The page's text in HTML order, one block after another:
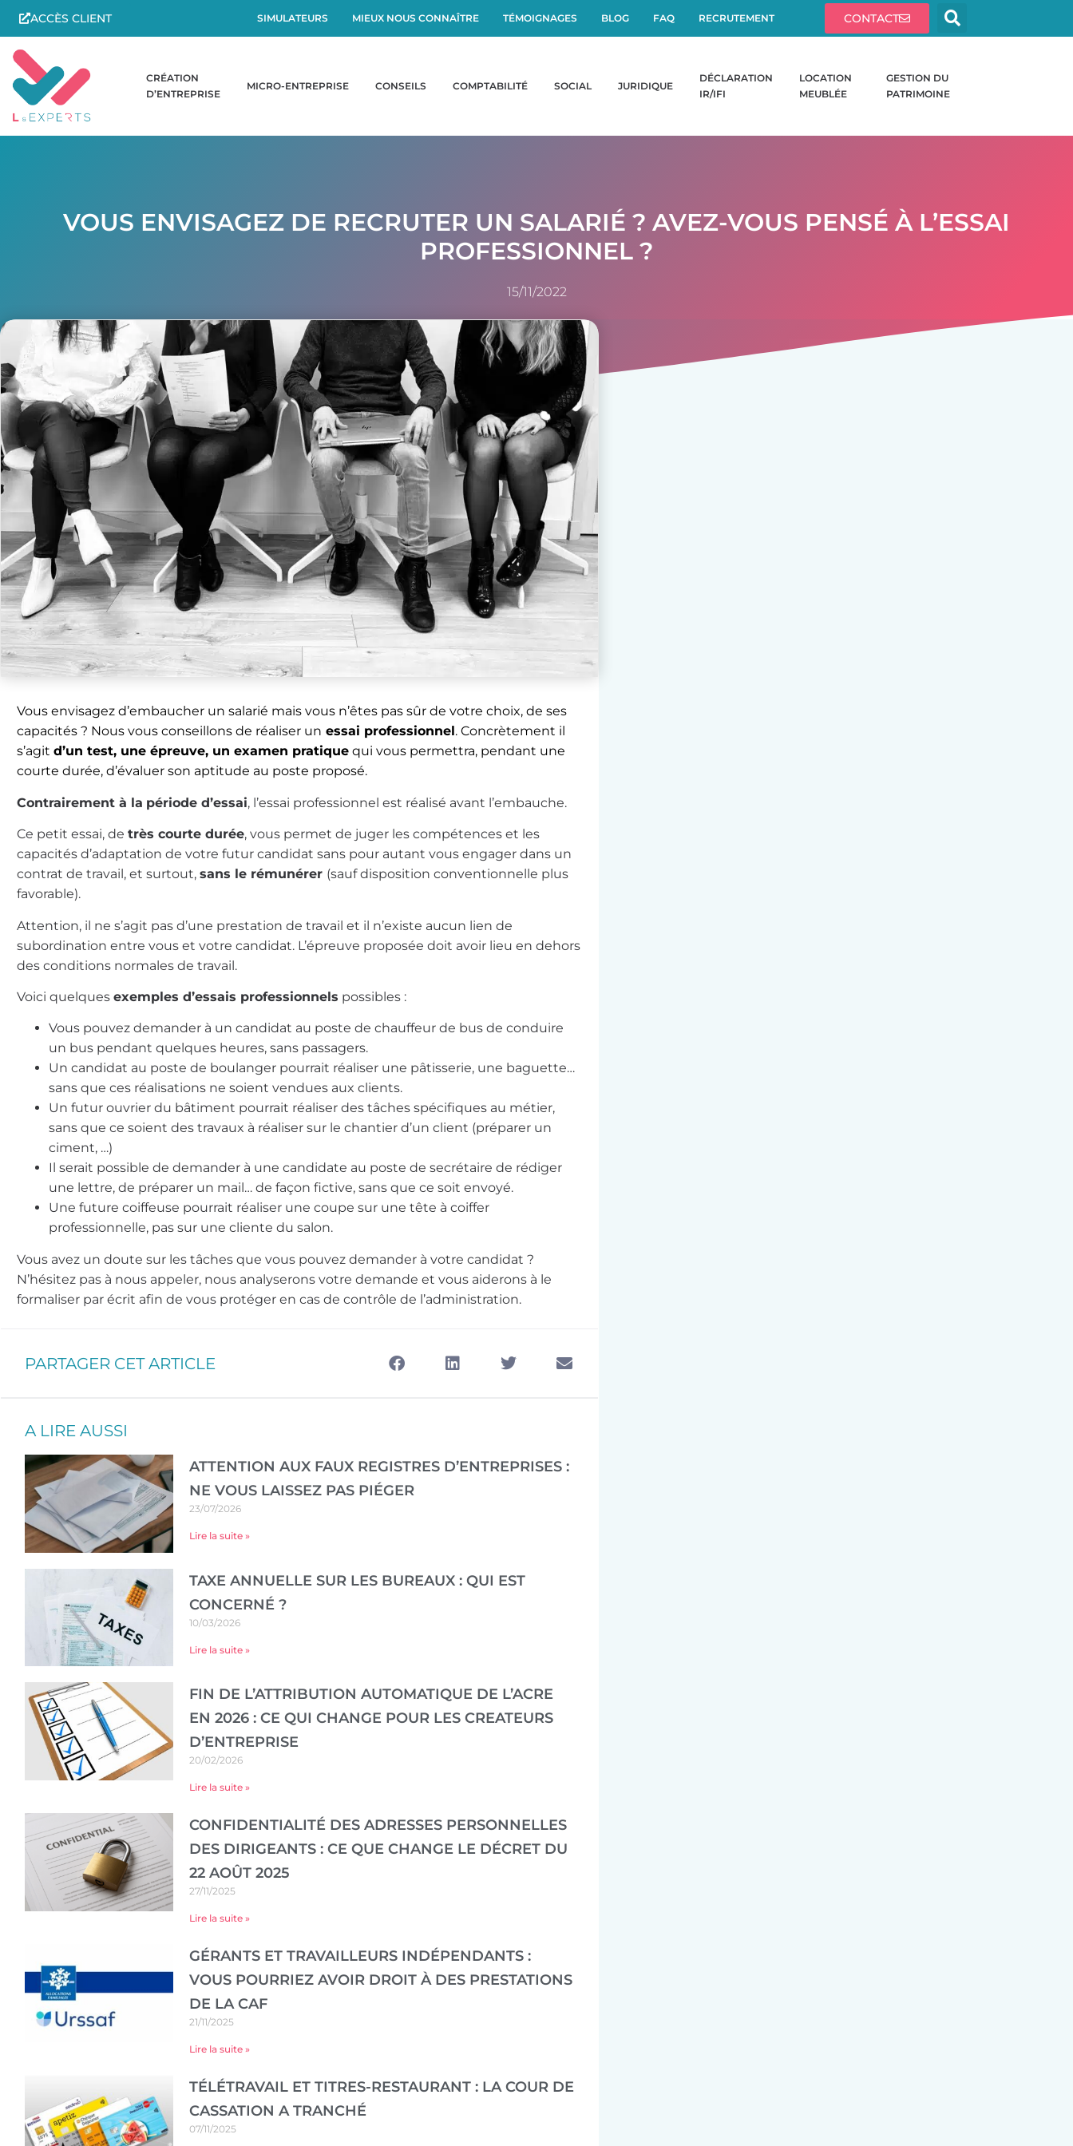
ACCÈS CLIENT SIMULATEURS MIEUX NOUS CONNAÎTRE TÉMOIGNAGES BLOG FAQ RECRUTEMENT CONTACT
CRÉATION
D’ENTREPRISE
MICRO-ENTREPRISE CONSEILS COMPTABILITÉ SOCIAL JURIDIQUE
DÉCLARATION
IR/IFI
LOCATION
MEUBLÉE
GESTION DU
PATRIMOINE
VOUS ENVISAGEZ DE RECRUTER UN SALARIÉ ? AVEZ-VOUS PENSÉ À L’ESSAI
PROFESSIONNEL ?
15/11/2022
Vous envisagez d’embaucher un salarié mais vous n’êtes pas sûr de votre choix, de ses
capacités ? Nous vous conseillons de réaliser un essai professionnel. Concrètement il
s’agit d’un test, une épreuve, un examen pratique qui vous permettra, pendant une
courte durée, d’évaluer son aptitude au poste proposé.
Contrairement à la période d’essai, l’essai professionnel est réalisé avant l’embauche.
Ce petit essai, de très courte durée, vous permet de juger les compétences et les
capacités d’adaptation de votre futur candidat sans pour autant vous engager dans un
contrat de travail, et surtout, sans le rémunérer (sauf disposition conventionnelle plus
favorable).
Attention, il ne s’agit pas d’une prestation de travail et il n’existe aucun lien de
subordination entre vous et votre candidat. L’épreuve proposée doit avoir lieu en dehors
des conditions normales de travail.
Voici quelques exemples d’essais professionnels possibles :
Vous pouvez demander à un candidat au poste de chauffeur de bus de conduire
un bus pendant quelques heures, sans passagers.
Un candidat au poste de boulanger pourrait réaliser une pâtisserie, une baguette…
sans que ces réalisations ne soient vendues aux clients.
Un futur ouvrier du bâtiment pourrait réaliser des tâches spécifiques au métier,
sans que ce soient des travaux à réaliser sur le chantier d’un client (préparer un
ciment, …)
Il serait possible de demander à une candidate au poste de secrétaire de rédiger
une lettre, de préparer un mail… de façon fictive, sans que ce soit envoyé.
Une future coiffeuse pourrait réaliser une coupe sur une tête à coiffer
professionnelle, pas sur une cliente du salon.
Vous avez un doute sur les tâches que vous pouvez demander à votre candidat ?
N’hésitez pas à nous appeler, nous analyserons votre demande et vous aiderons à le
formaliser par écrit afin de vous protéger en cas de contrôle de l’administration.
PARTAGER CET ARTICLE
A LIRE AUSSI
ATTENTION AUX FAUX REGISTRES D’ENTREPRISES :
NE VOUS LAISSEZ PAS PIÉGER
23/07/2026
Lire la suite »
TAXE ANNUELLE SUR LES BUREAUX : QUI EST
CONCERNÉ ?
10/03/2026
Lire la suite »
FIN DE L’ATTRIBUTION AUTOMATIQUE DE L’ACRE
EN 2026 : CE QUI CHANGE POUR LES CREATEURS
D’ENTREPRISE
20/02/2026
Lire la suite »
CONFIDENTIALITÉ DES ADRESSES PERSONNELLES
DES DIRIGEANTS : CE QUE CHANGE LE DÉCRET DU
22 AOÛT 2025
27/11/2025
Lire la suite »
GÉRANTS ET TRAVAILLEURS INDÉPENDANTS :
VOUS POURRIEZ AVOIR DROIT À DES PRESTATIONS
DE LA CAF
21/11/2025
Lire la suite »
TÉLÉTRAVAIL ET TITRES-RESTAURANT : LA COUR DE
CASSATION A TRANCHÉ
07/11/2025